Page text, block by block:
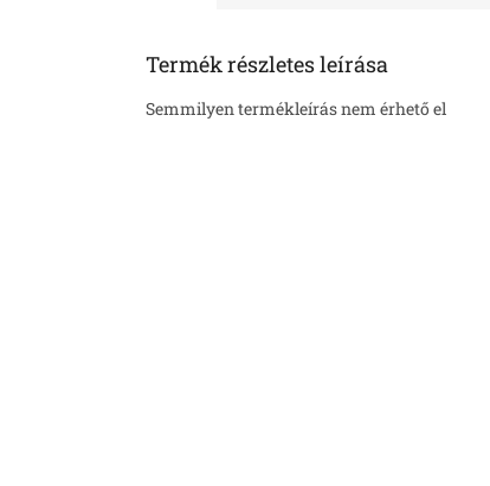
Termék részletes leírása
Semmilyen termékleírás nem érhető el